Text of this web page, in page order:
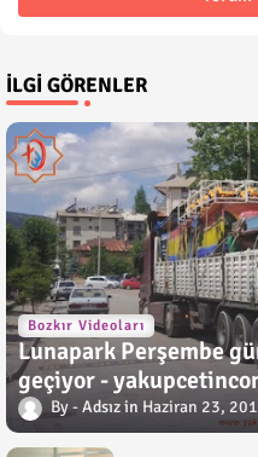
İLGI GÖRENLER
Bozkır Videoları
Lunapark Perşembe
geçiyor -
Adsız Haziran 23,